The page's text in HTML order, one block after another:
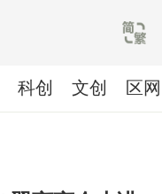
科创 文创 区网